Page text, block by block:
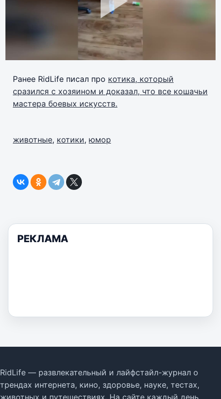
Ранее RidLife писал про котика, который
сразился с хозяином и доказал, что все кошачьи
мастера боевых искусств.
животные, котики, юмор
РЕКЛАМА
RidLife — развлекательный и лайфстайл-журнал о
трендах интернета, кино, здоровье, науке, тестах,